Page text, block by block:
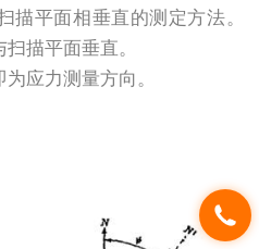
描平面相垂直的测定方法。
描平面垂直。
应力测量方向。